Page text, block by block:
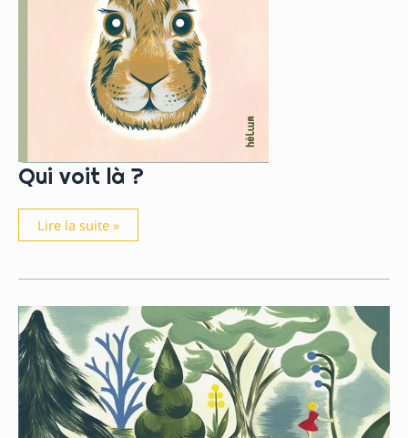
Qui voit là ?
Qui
voit
Lire la suite »